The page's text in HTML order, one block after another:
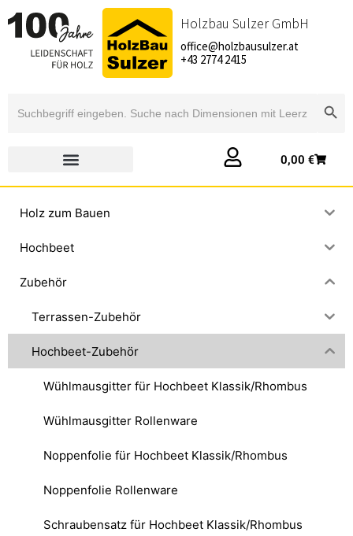
Holzbau Sulzer GmbH
office@holzbausulzer.at
+43 2774 2415
for:
0,00 €
Holz zum Bauen
Hochbeet
Zubehör
Terrassen-Zubehör
Hochbeet-Zubehör
Wühlmausgitter für Hochbeet Klassik/Rhombus
Wühlmausgitter Rollenware
Noppenfolie für Hochbeet Klassik/Rhombus
Noppenfolie Rollenware
Schraubensatz für Hochbeet Klassik/Rhombus